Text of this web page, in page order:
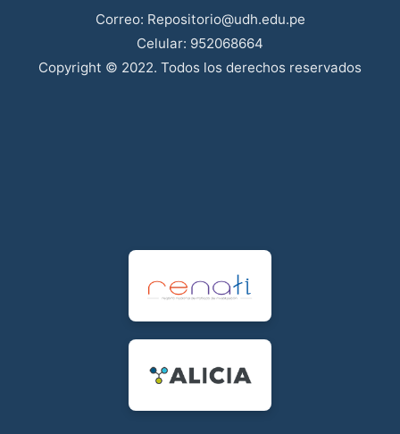
Correo: Repositorio@udh.edu.pe
Celular: 952068664
Copyright © 2022. Todos los derechos reservados